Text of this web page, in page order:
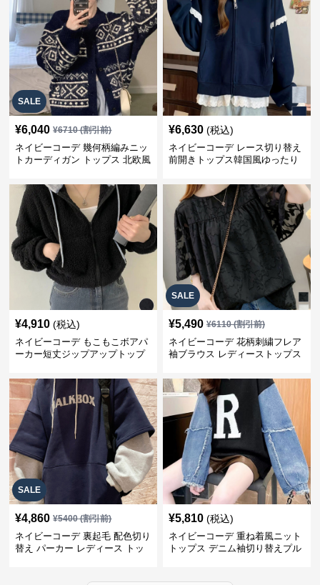
SALE
¥6,040 ¥6710(割引前)
ネイビーコーデ 幾何柄編みニッ
トカーディガン トップス 北欧風
¥6,630 (税込)
ネイビーコーデ レース切り替え
前開きトップス韓国風ゆったり
¥4,910 (税込)
ネイビーコーデ もこもこボアパ
ーカー短丈ジップアップトップ
SALE
¥5,490 ¥6110(割引前)
ネイビーコーデ 花柄刺繍フレア
袖ブラウス レディーストップス
SALE
¥4,860 ¥5400(割引前)
ネイビーコーデ 裏起毛 配色切り
替え パーカー レディース トッ
¥5,810 (税込)
ネイビーコーデ 重ね着風ニット
トップス デニム袖切り替えプル